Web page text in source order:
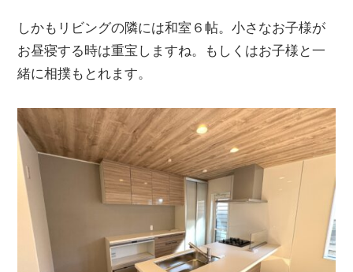
しかもリビングの隣には和室６帖。小さなお子様が
お昼寝する時は重宝しますね。もしくはお子様と一
緒に相撲もとれます。